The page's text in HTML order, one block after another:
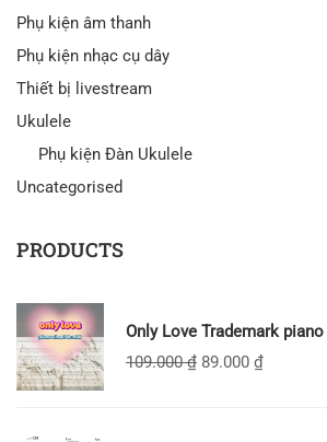
Phụ kiện âm thanh
Phụ kiện nhạc cụ dây
Thiết bị livestream
Ukulele
Phụ kiện Đàn Ukulele
Uncategorised
PRODUCTS
Only Love Trademark
109.000₫ 89.000 ₫